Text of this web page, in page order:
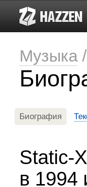
Музыка /
Биография
Static-
в 1994